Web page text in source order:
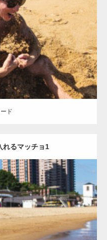
の人 AKIHITO(細マッチョ)
ド
れるマッチョ1
AKIHITO(細マッチョ) 腹筋